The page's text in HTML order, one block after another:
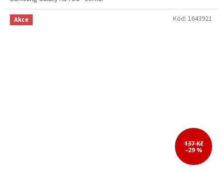
Akce
137 Kč
–29 %
Kód: 1643921